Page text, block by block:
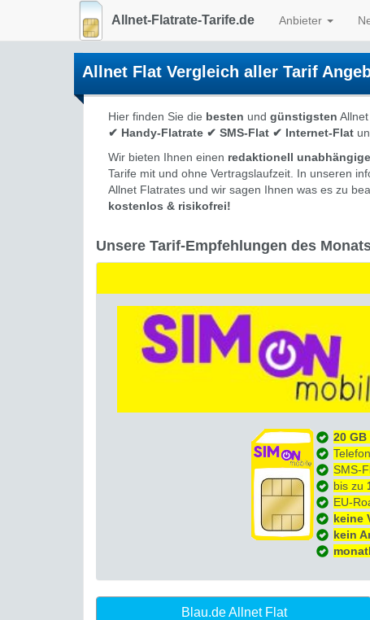
Allnet-Flatrate-Tarife.de Anbieter
Allnet Flat Vergleich aller Tarif
Hier finden Sie die besten und günstigsten
✔ Handy-Flatrate ✔ SMS-Flat ✔ Internet-Flat
Wir bieten Ihnen einen redaktionell
Tarife mit und ohne Vertragslaufzeit. In unseren
Allnet Flatrates und wir sagen Ihnen was es zu
kostenlos & risikofrei!
Unsere Tarif-Empfehlungen des
20
SMS-
bis zu
EU-
keine
kein
Blau.de Allnet Flat